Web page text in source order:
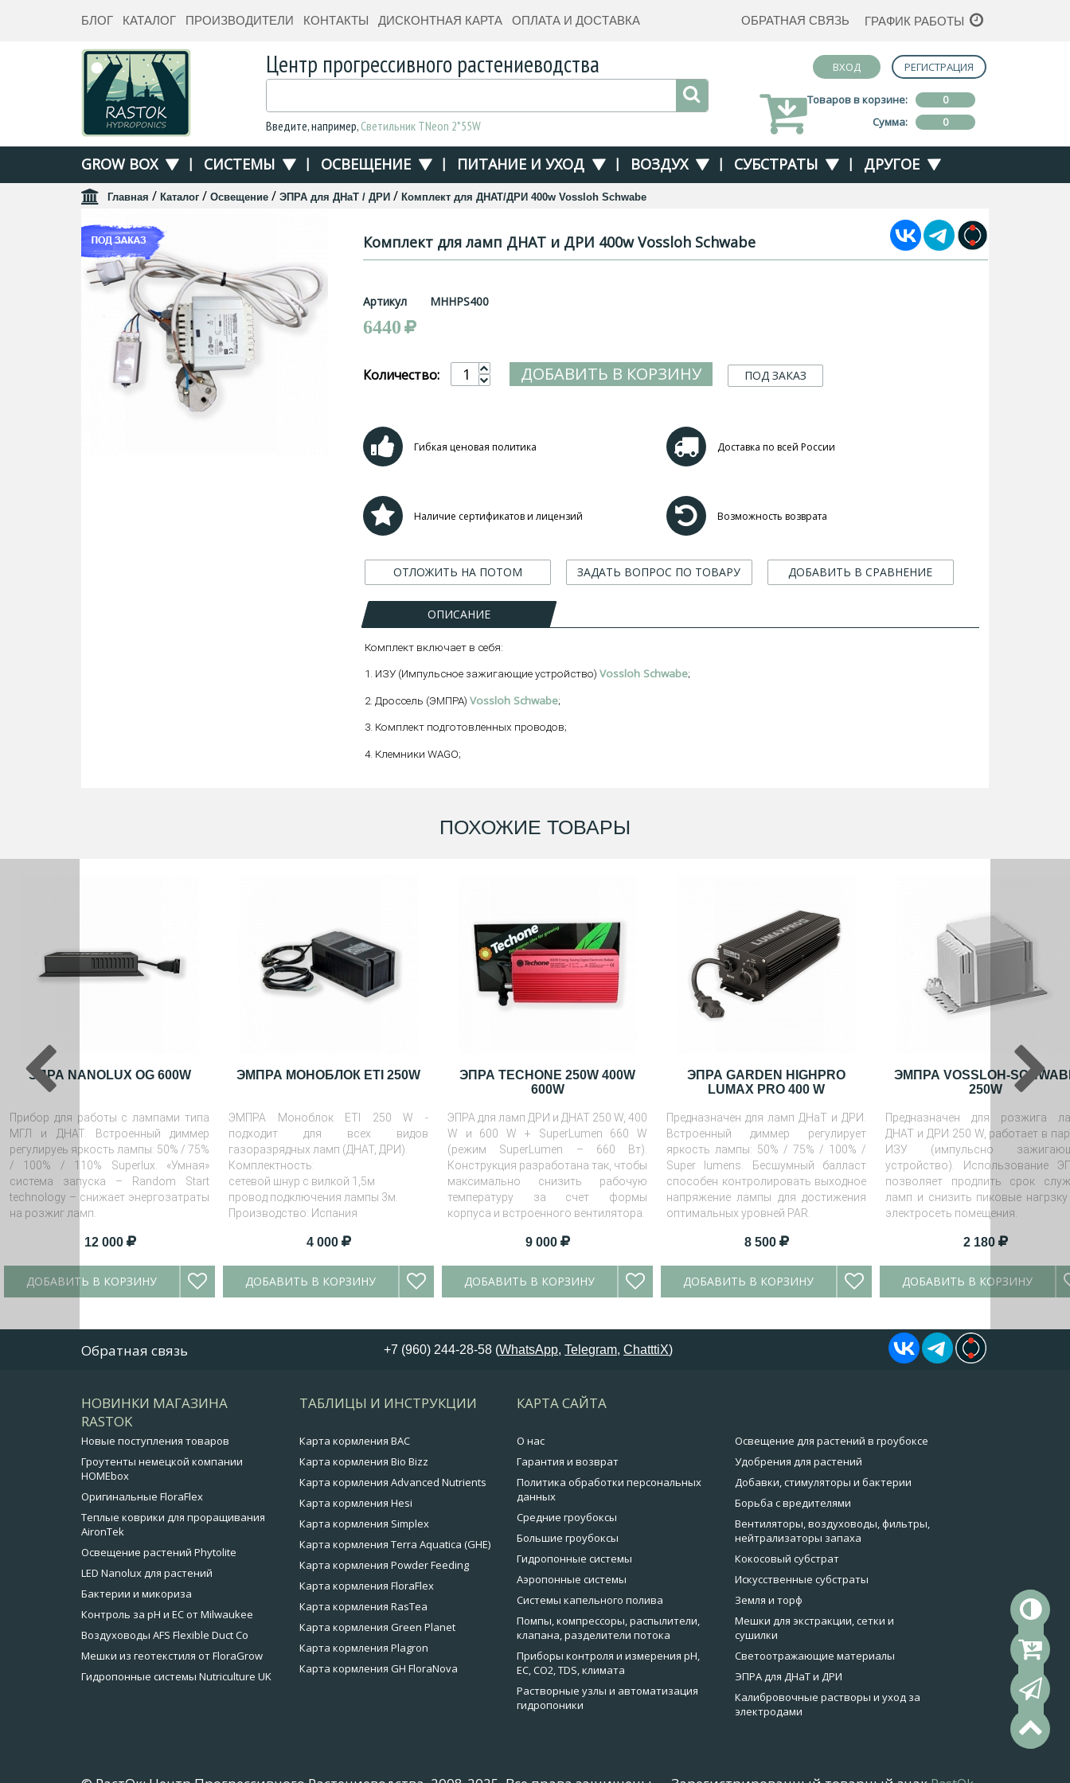
БЛОГ КАТАЛОГ ПРОИЗВОДИТЕЛИ КОНТАКТЫ ДИСКОНТНАЯ КАРТА ОПЛАТА И ДОСТАВКА ОБРАТНАЯ СВЯЗЬ ГРАФИК РАБОТЫ
Центр прогрессивного растениеводства
Введите, например, Светильник TNeon 2*55W
ВХОД РЕГИСТРАЦИЯ
Товаров в корзине:
0
Сумма:
0
GROW BOX | СИСТЕМЫ | ОСВЕЩЕНИЕ | ПИТАНИЕ И УХОД | ВОЗДУХ | СУБСТРАТЫ | ДРУГОЕ
Главная / Каталог / Освещение / ЭПРА для ДНаТ / ДРИ / Комплект для ДНАТ/ДРИ 400w Vossloh Schwabe
Комплект для ламп ДНАТ и ДРИ 400w Vossloh Schwabe
Артикул MHHPS400
6440
Количество: ДОБАВИТЬ В КОРЗИНУ ПОД ЗАКАЗ
Гибкая ценовая политика Доставка по всей России
Наличие сертификатов и лицензий Возможность возврата
ОТЛОЖИТЬ НА ПОТОМ ЗАДАТЬ ВОПРОС ПО ТОВАРУ ДОБАВИТЬ В СРАВНЕНИЕ
ОПИСАНИЕ
Комплект включает в себя:
1. ИЗУ (Импульсное зажигающие устройство) Vossloh Schwabe;
2. Дроссель (ЭМПРА) Vossloh Schwabe;
3. Комплект подготовленных проводов;
4. Клемники WAGO;
ПОХОЖИЕ ТОВАРЫ
ЭПРА NANOLUX OG 600W
Прибор для работы с лампами типа
МГЛ и ДНАТ. Встроенный диммер
регулируеь яркость лампы: 50% / 75%
/ 100% / 110% Superlux. «Умная»
система запуска – Random Start
technology – снижает энергозатраты
на розжиг ламп.
12 000
ДОБАВИТЬ В КОРЗИНУ
ЭМПРА МОНОБЛОК ETI 250W
ЭМПРА Моноблок ETI 250 W -
подходит для всех видов
газоразрядных ламп (ДНАТ, ДРИ).
Комплектность:
сетевой шнур с вилкой 1,5м
провод подключения лампы 3м.
Производство: Испания
4 000
ДОБАВИТЬ В КОРЗИНУ
ЭПРА TECHONE 250W 400W
600W
ЭПРА для ламп ДРИ и ДНАТ 250 W, 400
W и 600 W + SuperLumen 660 W
(режим SuperLumen – 660 Вт).
Конструкция разработана так, чтобы
максимально снизить рабочую
температуру за счет формы
корпуса и встроенного вентилятора.
9 000
ДОБАВИТЬ В КОРЗИНУ
ЭПРА GARDEN HIGHPRO
LUMAX PRO 400 W
Предназначен для ламп ДНаТ и ДРИ.
Встроенный диммер регулирует
яркость лампы: 50% / 75% / 100% /
Super lumens. Бесшумный балласт
способен контролировать выходное
напряжение лампы для достижения
оптимальных уровней PAR.
8 500
ДОБАВИТЬ В КОРЗИНУ
ЭМПРА VOSSLOH-
250W
Предназначен для розжига
ДНАТ и ДРИ 250 W, работает в
ИЗУ (импульсно
устройство). Использование
позволяет продлить срок
ламп и снизить пиковые
электросеть помещения.
2 180
ДОБАВИТЬ В КОРЗИНУ
Обратная связь +7 (960) 244-28-58 (WhatsApp,Telegram,ChatttiX)
НОВИНКИ МАГАЗИНА
RASTOK
Новые поступления товаров
Гроутенты немецкой компании
HOMEbox
Оригинальные FloraFlex
Теплые коврики для проращивания
AironTek
Освещение растений Phytolite
LED Nanolux для растений
Бактерии и микориза
Контроль за pH и EC от Milwaukee
Воздуховоды AFS Flexible Duct Co
Мешки из геотекстиля от FloraGrow
Гидропонные системы Nutriculture UK
ТАБЛИЦЫ И ИНСТРУКЦИИ
Карта кормления BAC
Карта кормления Bio Bizz
Карта кормления Advanced Nutrients
Карта кормления Hesi
Карта кормления Simplex
Карта кормления Terra Aquatica (GHE)
Карта кормления Powder Feeding
Карта кормления FloraFlex
Карта кормления RasTea
Карта кормления Green Planet
Карта кормления Plagron
Карта кормления GH FloraNova
КАРТА САЙТА
О нас
Гарантия и возврат
Политика обработки персональных
данных
Средние гроубоксы
Большие гроубоксы
Гидропонные системы
Аэропонные системы
Системы капельного полива
Помпы, компрессоры, распылители,
клапана, разделители потока
Приборы контроля и измерения pH,
EC, CO2, TDS, климата
Растворные узлы и автоматизация
гидропоники
Освещение для растений в гроубоксе
Удобрения для растений
Добавки, стимуляторы и бактерии
Борьба с вредителями
Вентиляторы, воздуховоды, фильтры,
нейтрализаторы запаха
Кокосовый субстрат
Искусственные субстраты
Земля и торф
Мешки для экстракции, сетки и
сушилки
Светоотражающие материалы
ЭПРА для ДНаТ и ДРИ
Калибровочные растворы и уход за
электродами